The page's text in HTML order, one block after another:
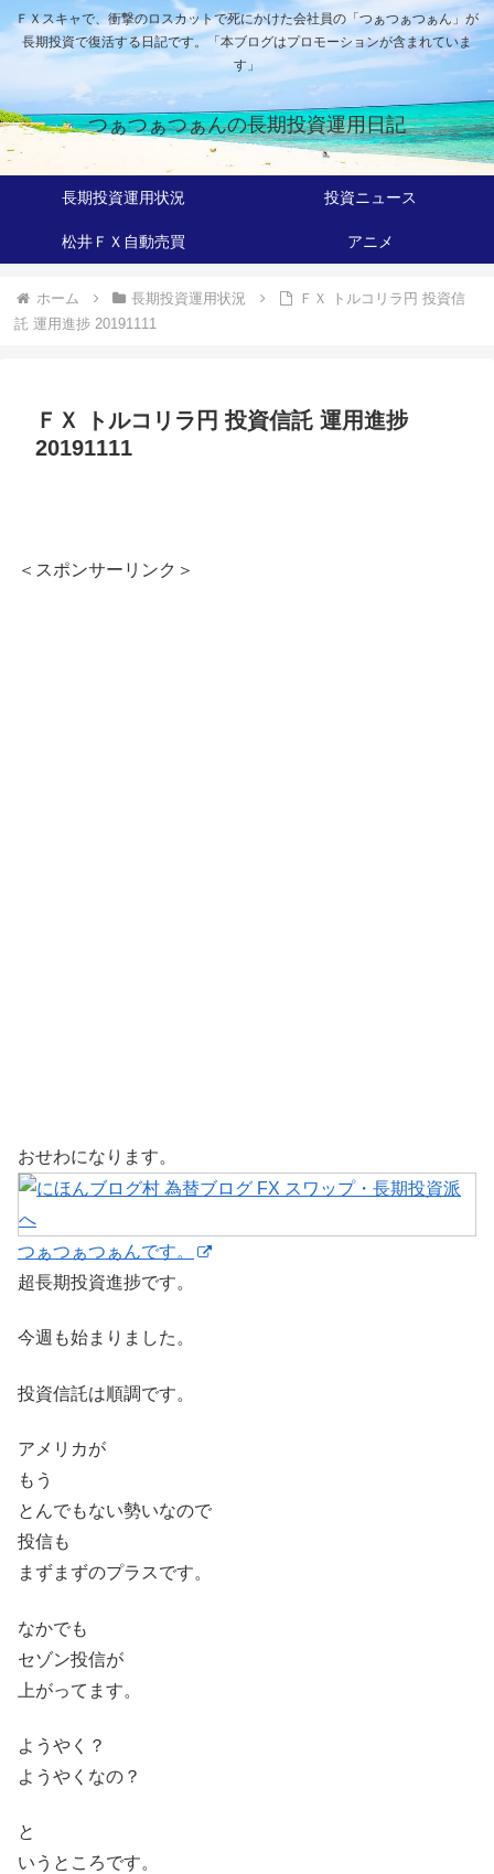
ＦＸスキャで、衝撃のロスカットで死にかけた会社員の「つぁつぁつぁん」が
長期投資で復活する日記です。「本ブログはプロモーションが含まれていま
す」
つぁつぁつぁんの長期投資運用日記
長期投資運用状況 投資ニュース
松井ＦＸ自動売買 アニメ
ホーム 長期投資運用状況
ＦＸ トルコリラ円 投資信
託 運用進捗 20191111
ＦＸ トルコリラ円 投資信託 運用進捗
20191111
＜スポンサーリンク＞
おせわになります。
つぁつぁつぁんです。
超長期投資進捗です。
今週も始まりました。
投資信託は順調です。
アメリカが
もう
とんでもない勢いなので
投信も
まずまずのプラスです。
なかでも
セゾン投信が
上がってます。
ようやく？
ようやくなの？
と
いうところです。